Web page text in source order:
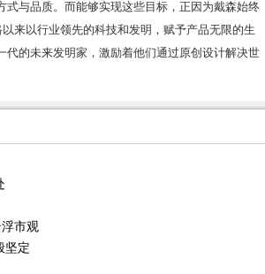
与品质。而能够实现这些目标，正因为戴森始终
来以行业领先的科技和发明，赋予产品无限的生
的未来发明家，激励着他们通过原创设计解决世
市观
坚定